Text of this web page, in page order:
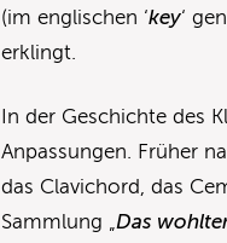
(im englischen ‘key‘
erklingt.
In der Geschichte des
Anpassungen. Früher
das Clavichord, das
Sammlung „ Das